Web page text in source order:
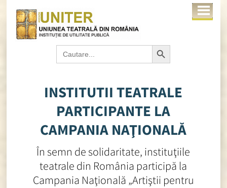
Search
for:
Search Button
INSTITUTII TEATRALE
PARTICIPANTE LA
CAMPANIA NAŢIONALĂ
În semn de solidaritate, instituţiile
teatrale din România participă la
Campania Naţională „Artiştii pentru